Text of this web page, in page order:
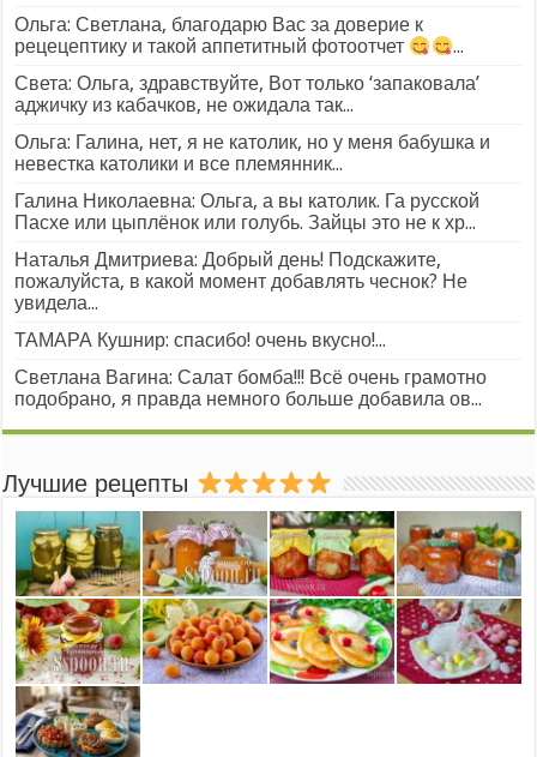
Ольга: Светлана, благодарю Вас за доверие к
рецецептику и такой аппетитный фотоотчет
...
Света: Ольга, здравствуйте, Вот только ‘запаковала’
аджичку из кабачков, не ожидала так...
Ольга: Галина, нет, я не католик, но у меня бабушка и
невестка католики и все племянник...
Галина Николаевна: Ольга, а вы католик. Га русской
Пасхе или цыплёнок или голубь. Зайцы это не к хр...
Наталья Дмитриева: Добрый день! Подскажите,
пожалуйста, в какой момент добавлять чеснок? Не
увидела...
ТАМАРА Кушнир: спасибо! очень вкусно!...
Светлана Вагина: Салат бомба!!! Всё очень грамотно
подобрано, я правда немного больше добавила ов...
Лучшие рецепты